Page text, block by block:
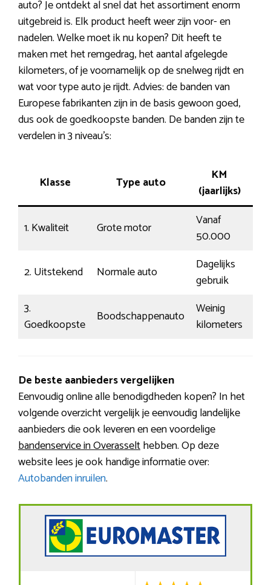
auto? Je ontdekt al snel dat het assortiment enorm
uitgebreid is. Elk product heeft weer zijn voor- en
nadelen. Welke moet ik nu kopen? Dit heeft te
maken met het remgedrag, het aantal afgelegde
kilometers, of je voornamelijk op de snelweg rijdt en
wat voor type auto je rijdt. Advies: de banden van
Europese fabrikanten zijn in de basis gewoon goed,
dus ook de goedkoopste banden. De banden zijn te
verdelen in 3 niveau’s:
Klasse Type auto
KM
(jaarlijks)
1. Kwaliteit Grote motor
Vanaf
50.000
2. Uitstekend Normale auto
Dagelijks
gebruik
3.
Goedkoopste
Boodschappenauto
Weinig
kilometers
De beste aanbieders vergelijken
Eenvoudig online alle benodigdheden kopen? In het
volgende overzicht vergelijk je eenvoudig landelijke
aanbieders die ook leveren en een voordelige
bandenservice in Overasselthebben. Op deze
website lees je ook handige informatie over:
Autobanden inruilen.